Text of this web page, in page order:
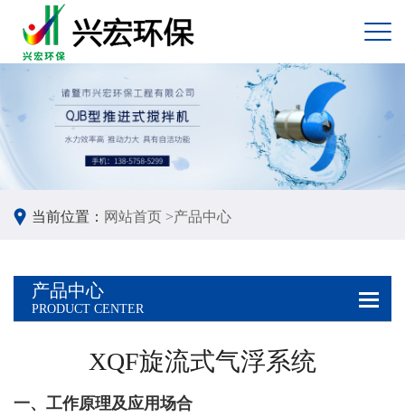
当前位置： 网站首页 >产品中心
产品中心
PRODUCT CENTER
XQF旋流式气浮系统
一、工作原理及应用场合